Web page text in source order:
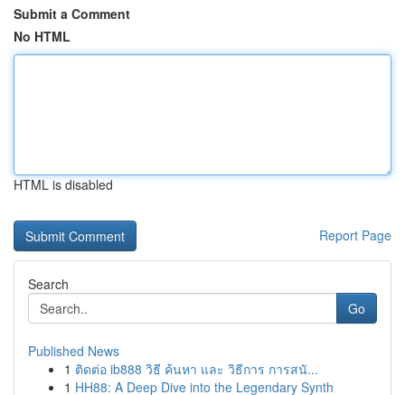
Submit a Comment
No HTML
HTML is disabled
Report Page
Search
Go
Published News
1 ติดต่อ ib888 วิธี ค้นหา และ วิธีการ การสนั...
1 HH88: A Deep Dive into the Legendary Synth